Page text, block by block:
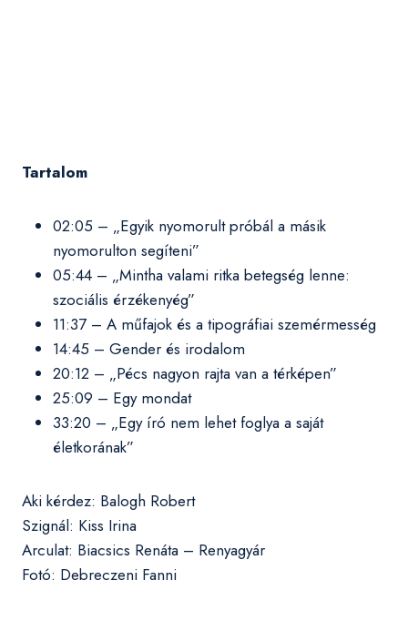
Tartalom
02:05 – „Egyik nyomorult próbál a másik
nyomorulton segíteni”
05:44 – „Mintha valami ritka betegség lenne:
szociális érzékenyég”
11:37 – A műfajok és a tipográfiai szemérmesség
14:45 – Gender és irodalom
20:12 – „Pécs nagyon rajta van a térképen”
25:09 – Egy mondat
33:20 – „Egy író nem lehet foglya a saját
életkorának”
Aki kérdez: Balogh Robert
Szignál: Kiss Irina
Arculat: Biacsics Renáta – Renyagyár
Fotó: Debreczeni Fanni